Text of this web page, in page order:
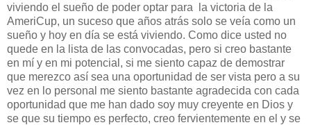
viviendo el sueño de poder optar para la victoria de la
AmeriCup, un suceso que años atrás solo se veía como un
sueño y hoy en día se está viviendo. Como dice usted no
quede en la lista de las convocadas, pero si creo bastante
en mí y en mi potencial, si me siento capaz de demostrar
que merezco así sea una oportunidad de ser vista pero a su
vez en lo personal me siento bastante agradecida con cada
oportunidad que me han dado soy muy creyente en Dios y
se que su tiempo es perfecto, creo fervientemente en el y se